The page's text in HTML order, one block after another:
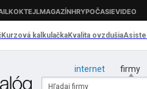
internet firmy